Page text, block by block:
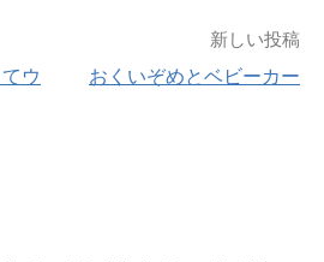
ウ
新しい投稿
おくいぞめとベビーカー